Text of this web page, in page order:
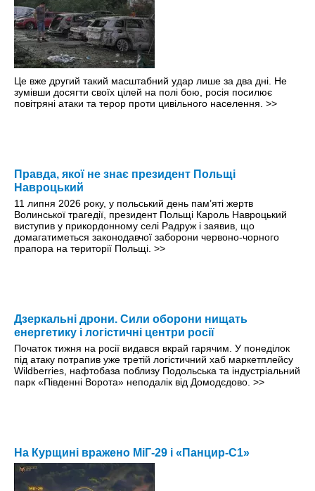
Це вже другий такий масштабний удар лише за два дні. Не
зумівши досягти своїх цілей на полі бою, росія посилює
повітряні атаки та терор проти цивільного населення. >>
Правда, якої не знає президент Польщі
Навроцький
11 липня 2026 року, у польський день пам’яті жертв
Волинської трагедії, президент Польщі Кароль Навроцький
виступив у прикордонному селі Радруж і заявив, що
домагатиметься законодавчої заборони червоно-чорного
прапора на території Польщі. >>
Дзеркальні дрони. Сили оборони нищать
енергетику і логістичні центри росії
Початок тижня на росії видався вкрай гарячим. У понеділок
під атаку потрапив уже третій логістичний хаб маркетплейсу
Wildberries, нафтобаза поблизу Подольська та індустріальний
парк «Південні Ворота» неподалік від Домодєдово. >>
На Курщині вражено МіГ-29 і «Панцир-С1»